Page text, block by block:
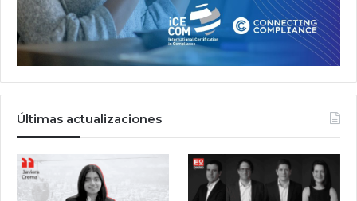
Últimas actualizaciones